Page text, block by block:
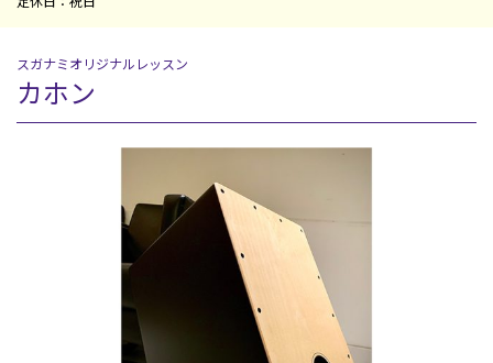
スガナミオリジナルレッスン
カホン